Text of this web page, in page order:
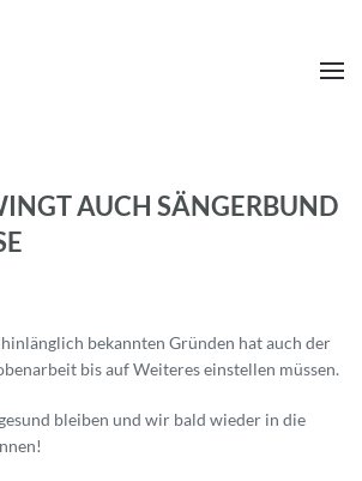
AUCH SÄNGERBUND
bekannten Gründen hat auch der
bis auf Weiteres einstellen müssen.
bleiben und wir bald wieder in die